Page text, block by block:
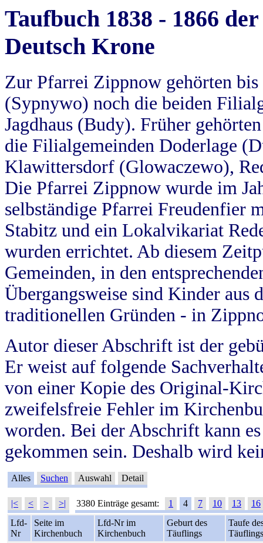
Taufbuch 1838 - 1866
Deutsch Krone
Zur Pfarrei Zippnow gehörten
(Sypnywo) noch die beiden
Jagdhaus (Budy). Früher
die Filialgemeinden Doderlage
Klawittersdorf (Glowaczewo),
Die Pfarrei Zippnow wurde im
selbständige Pfarrei Freudenfier
Stabitz und ein Lokalvikariat
wurden errichtet. Ab diesem
Gemeinden, in den
Übergangsweise sind Kinder aus
traditionellen Gründen - in
Autor dieser Abschrift ist der
Er weist auf folgende
von einer Kopie des Original-
zweifelsfreie Fehler im
worden. Bei der Abschrift kann
gekommen sein. Deshalb wird
Alles Suchen Auswahl Detail
|< < > >| 3380 Einträge gesamt: 1 4 7 10 13
16
Lfd-
Nr
Seite im
Kirchenbuch
Lfd-Nr im
Kirchenbuch
Geburt des
Täuflings
Taufe
Täuflings